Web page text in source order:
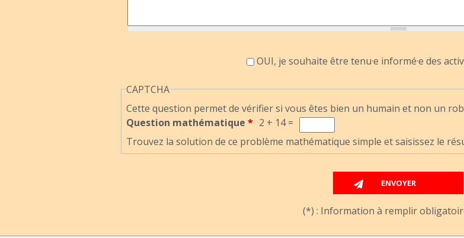
OUI, je souhaite être tenu·e informé·e des
CAPTCHA
Cette question permet de vérifier si vous êtes bien un humain et non un
Question mathématique * 2 + 14 =
Trouvez la solution de ce problème mathématique simple et saisissez le
(*) : Information à remplir